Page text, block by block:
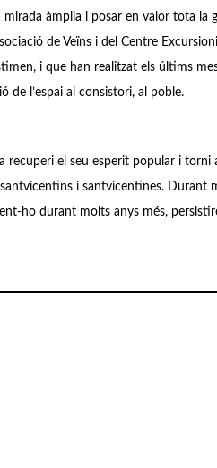
mirada àmplia i posar en valor tota la
de Veïns i del Centre
i que han realitzat els últims
de l’espai al consistori, al poble.
recuperi el seu esperit popular i torni
i santvicentines. Durant
ho durant molts anys més,